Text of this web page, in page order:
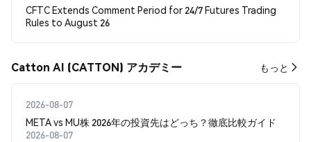
CFTC Extends Comment Period for 24/7 Futures Trading
Rules to August 26
Catton AI (CATTON) アカデミー もっと
2026-08-07
META vs MU株 2026年の投資先はどっち？徹底比較ガイド
2026-08-07